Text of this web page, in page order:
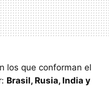
los que conforman el
Brasil, Rusia, India y